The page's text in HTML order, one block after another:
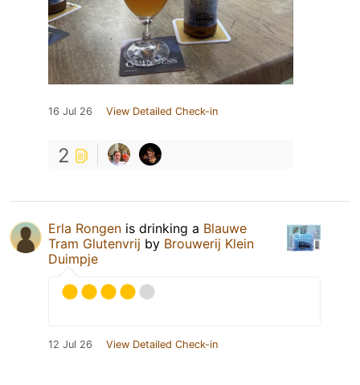
16 Jul 26 View Detailed Check-in
2
Erla Rongen is drinking a Blauwe
Tram Glutenvrij by Brouwerij Klein
Duimpje
12 Jul 26 View Detailed Check-in